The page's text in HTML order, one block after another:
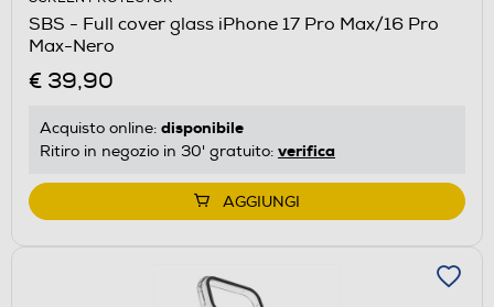
SBS - Full cover glass iPhone 17 Pro Max/16 Pro
Max-Nero
€ 39,90
Acquisto online: disponibile
Ritiro in negozio in 30' gratuito: verifica
AGGIUNGI